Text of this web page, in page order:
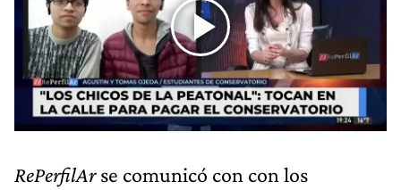
RePerfilArse comunicó con con los